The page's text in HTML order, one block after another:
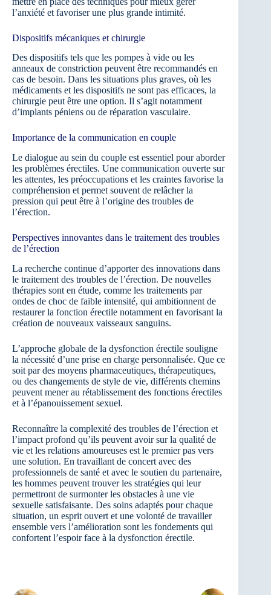
l’anxiété et favoriser une plus grande intimité.
Dispositifs mécaniques et chirurgie
Des dispositifs tels que les pompes à vide ou les
anneaux de constriction peuvent être recommandés en
cas de besoin. Dans les situations plus graves, où les
médicaments et les dispositifs ne sont pas efficaces, la
chirurgie peut être une option. Il s’agit notamment
d’implants péniens ou de réparation vasculaire.
Importance de la communication en couple
Le dialogue au sein du couple est essentiel pour aborder
les problèmes érectiles. Une communication ouverte sur
les attentes, les préoccupations et les craintes favorise la
compréhension et permet souvent de relâcher la
pression qui peut être à l’origine des troubles de
l’érection.
Perspectives innovantes dans le traitement des troubles
de l’érection
La recherche continue d’apporter des innovations dans
le traitement des troubles de l’érection. De nouvelles
thérapies sont en étude, comme les traitements par
ondes de choc de faible intensité, qui ambitionnent de
restaurer la fonction érectile notamment en favorisant la
création de nouveaux vaisseaux sanguins.
L’approche globale de la dysfonction érectile souligne
la nécessité d’une prise en charge personnalisée. Que ce
soit par des moyens pharmaceutiques, thérapeutiques,
ou des changements de style de vie, différents chemins
peuvent mener au rétablissement des fonctions érectiles
et à l’épanouissement sexuel.
Reconnaître la complexité des troubles de l’érection et
l’impact profond qu’ils peuvent avoir sur la qualité de
vie et les relations amoureuses est le premier pas vers
une solution. En travaillant de concert avec des
professionnels de santé et avec le soutien du partenaire,
les hommes peuvent trouver les stratégies qui leur
permettront de surmonter les obstacles à une vie
sexuelle satisfaisante. Des soins adaptés pour chaque
situation, un esprit ouvert et une volonté de travailler
ensemble vers l’amélioration sont les fondements qui
confortent l’espoir face à la dysfonction érectile.